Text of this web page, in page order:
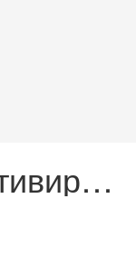
Комплексные антивирусы